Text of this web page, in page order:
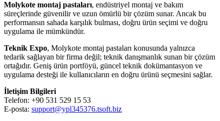
Molykote montaj pastaları, endüstriyel montaj ve bakım
süreçlerinde güvenilir ve uzun ömürlü bir çözüm sunar. Ancak bu
performansın sahada karşılık bulması, doğru ürün seçimi ve doğru
uygulama ile mümkündür.
Teknik Expo, Molykote montaj pastaları konusunda yalnızca
tedarik sağlayan bir firma değil; teknik danışmanlık sunan bir çözüm
ortağıdır. Geniş ürün portföyü, güncel teknik dokümantasyon ve
uygulama desteği ile kullanıcıların en doğru ürünü seçmesini sağlar.
İletişim Bilgileri
Telefon: +90 531 529 15 53
E-posta: support@ypl345376.tsoft.biz